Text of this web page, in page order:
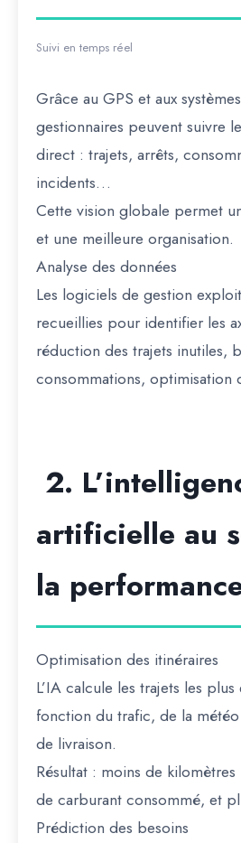
Suivi en temps réel
Grâce au GPS et aux
gestionnaires peuvent suivre
direct : trajets, arrêts,
incidents…
Cette vision globale permet
et une meilleure organisation.
Analyse des données
Les logiciels de gestion
recueillies pour identifier les
réduction des trajets inutiles,
consommations, optimisation
2.
artificielle au
la
Optimisation des itinéraires
L’IA calcule les trajets les
fonction du trafic, de la
de livraison.
Résultat : moins de
de carburant consommé, et
Prédiction des besoins